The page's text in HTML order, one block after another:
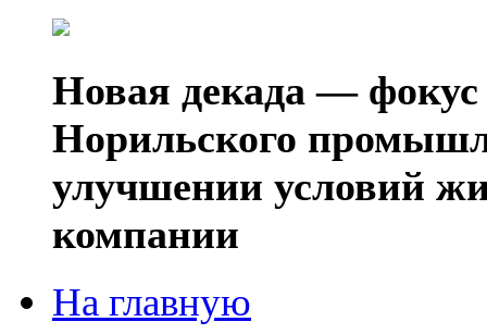
Новая декада — фокус
Норильского
улучшении условий
компании
На главную